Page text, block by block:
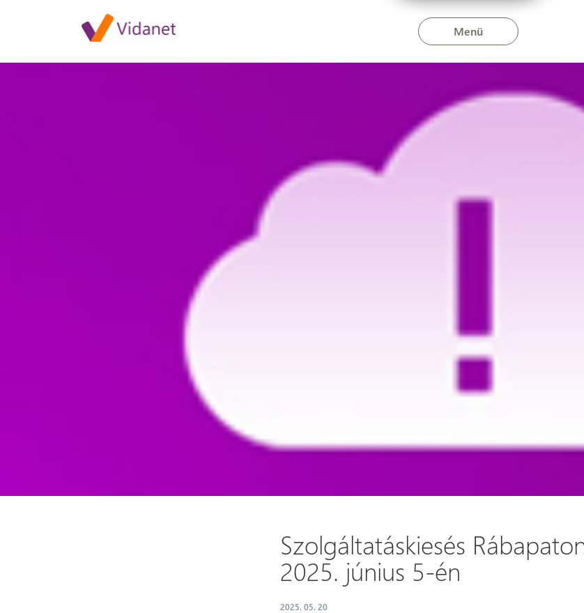
Menü
Szolgáltatáskiesés Rábapatonán 2025. június 5-én
Szolgáltatáskiesés
2025. június 5-én
2025. 05. 20